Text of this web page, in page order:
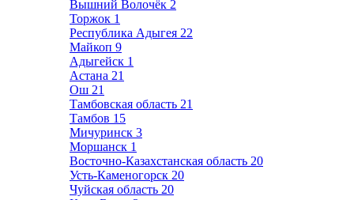
Вышний Волочёк 2
Торжок 1
Республика Адыгея 22
Майкоп 9
Адыгейск 1
Астана 21
Ош 21
Тамбовская область 21
Тамбов 15
Мичуринск 3
Моршанск 1
Восточно-Казахстанская область 20
Усть-Каменогорск 20
Чуйская область 20